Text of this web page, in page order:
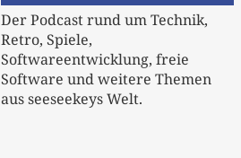
Der Podcast rund um Technik,
Retro, Spiele,
Softwareentwicklung, freie
Software und weitere Themen
aus seeseekeys Welt.